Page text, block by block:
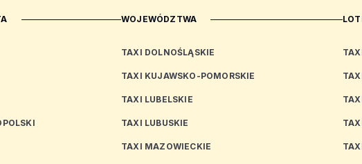
WOJEWÓDZTWA
TAXI DOLNOŚLĄSKIE
TAXI KUJAWSKO-POMORSKIE
TAXI LUBELSKIE
TAXI LUBUSKIE
TAXI MAZOWIECKIE